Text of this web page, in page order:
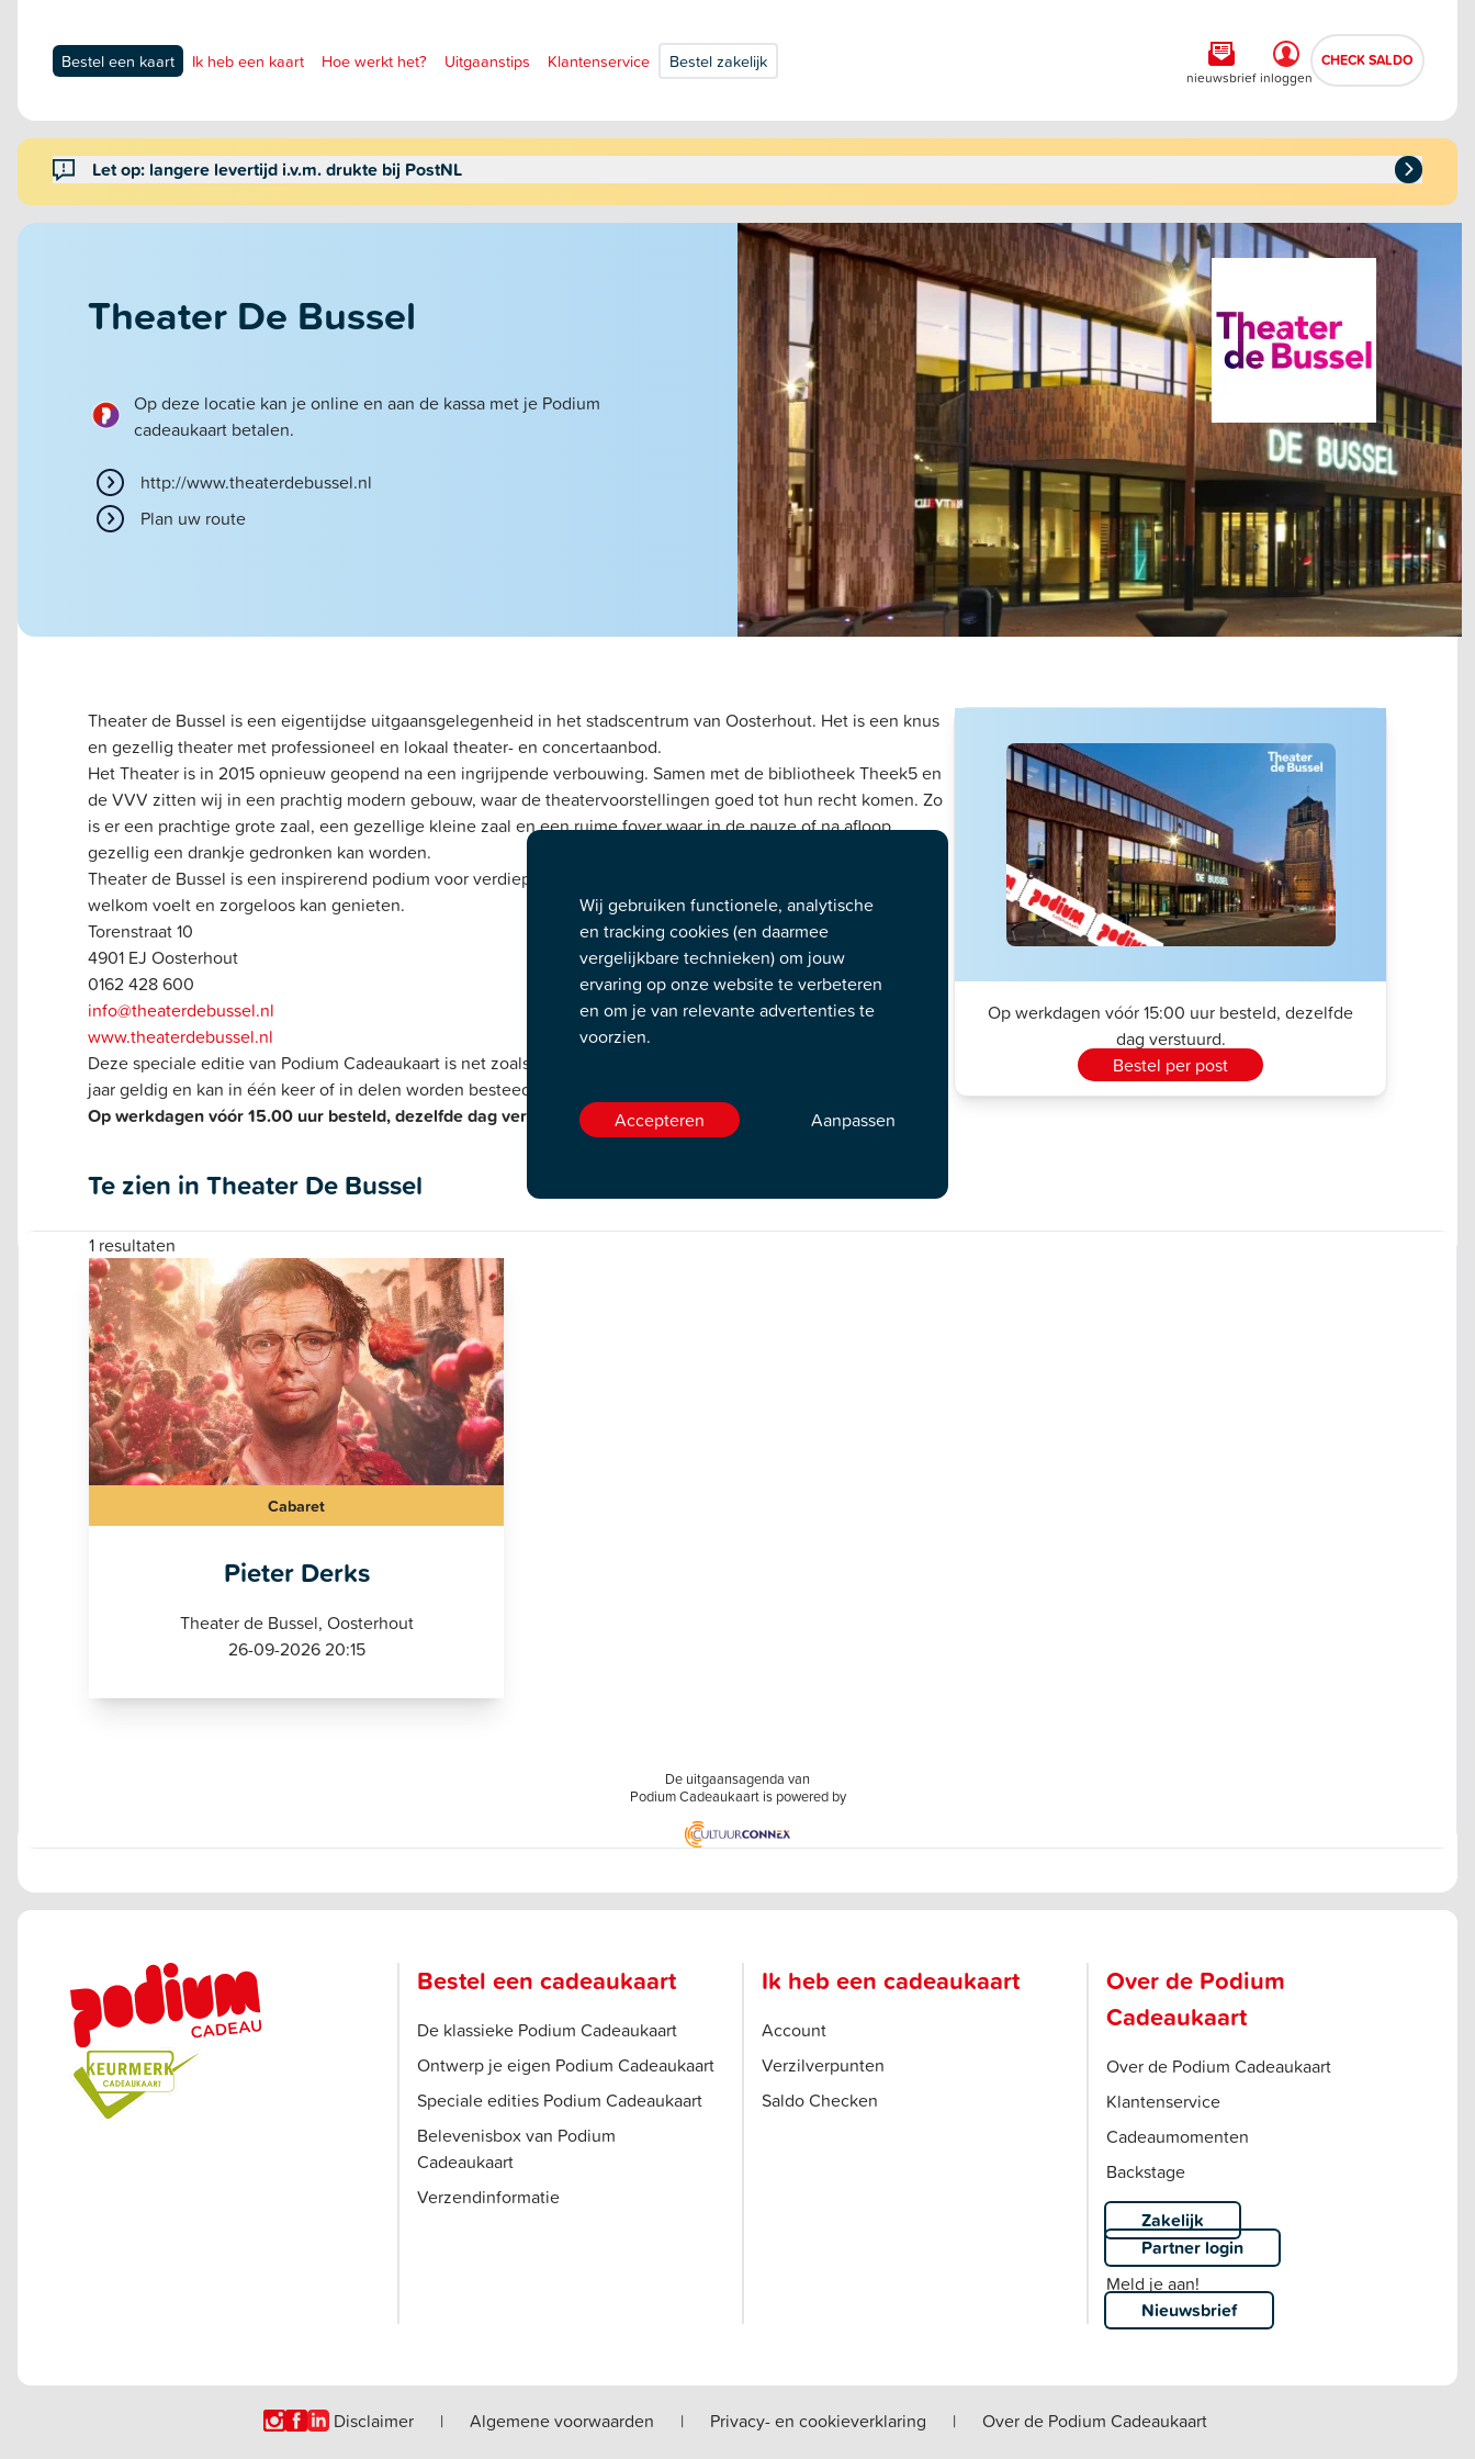
Bestel een kaart Ik heb een kaart Hoe werkt het? Uitgaanstips Klantenservice Bestel zakelijk
nieuwsbrief inloggen
CHECK SALDO
Let op: langere levertijd i.v.m. drukte bij PostNL
Theater De Bussel
Op deze locatie kan je online en aan de kassa met je Podium
cadeaukaart betalen.
http://www.theaterdebussel.nl
Plan uw route
Theater de Bussel is een eigentijdse uitgaansgelegenheid in het stadscentrum van Oosterhout. Het is een knus
en gezellig theater met professioneel en lokaal theater- en concertaanbod.
Het Theater is in 2015 opnieuw geopend na een ingrijpende verbouwing. Samen met de bibliotheek Theek5 en
de VVV zitten wij in een prachtig modern gebouw, waar de theatervoorstellingen goed tot hun recht komen. Zo
is er een prachtige grote zaal, een gezellige kleine zaal en een ruime foyer waar in de pauze of na afloop
gezellig een drankje gedronken kan worden.
Theater de Bussel is een inspirerend podium voor verdieping, verbeelding en vermaak, waar iedereen zich
welkom voelt en zorgeloos kan genieten.
Torenstraat 10
4901 EJ Oosterhout
0162 428 600
info@theaterdebussel.nl
www.theaterdebussel.nl
Deze speciale editie van Podium Cadeaukaart is net zoals de standaard Podium Cadeaukaart vanaf aankoop drie
jaar geldig en kan in één keer of in delen worden besteed.
Op werkdagen vóór 15.00 uur besteld, dezelfde dag verstuurd.
Op werkdagen vóór 15:00 uur besteld, dezelfde
dag verstuurd.
Bestel per post
Te zien in Theater De Bussel
1 resultaten
Cabaret
Pieter Derks
Theater de Bussel, Oosterhout
26-09-2026 20:15
De uitgaansagenda van
Podium Cadeaukaart is powered by
Bestel een cadeaukaart
De klassieke Podium Cadeaukaart
Ontwerp je eigen Podium Cadeaukaart
Speciale edities Podium Cadeaukaart
Belevenisbox van Podium
Cadeaukaart
Verzendinformatie
Ik heb een cadeaukaart
Account
Verzilverpunten
Saldo Checken
Over de Podium
Cadeaukaart
Over de Podium Cadeaukaart
Klantenservice
Cadeaumomenten
Backstage
Zakelijk
Partner login
Meld je aan!
Nieuwsbrief
Disclaimer | Algemene voorwaarden | Privacy- en cookieverklaring | Over de Podium Cadeaukaart
Wij gebruiken functionele, analytische
en tracking cookies (en daarmee
vergelijkbare technieken) om jouw
ervaring op onze website te verbeteren
en om je van relevante advertenties te
voorzien.
Accepteren Aanpassen